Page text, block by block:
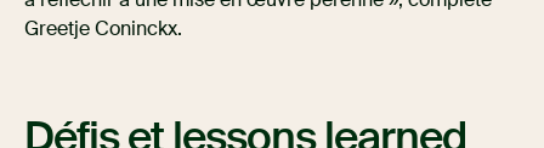
Greetje Coninckx.